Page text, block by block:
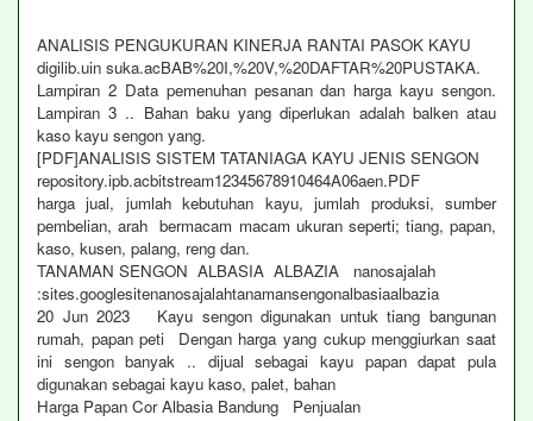
ANALISIS PENGUKURAN KINERJA RANTAI PASOK KAYU
digilib.uin suka.acBAB%20I,%20V,%20DAFTAR%20PUSTAKA.
Lampiran 2 Data pemenuhan pesanan dan harga kayu sengon.
Lampiran 3 .. Bahan baku yang diperlukan adalah balken atau
kaso kayu sengon yang.
[PDF]ANALISIS SISTEM TATANIAGA KAYU JENIS SENGON
repository.ipb.acbitstream12345678910464A06aen.PDF
harga jual, jumlah kebutuhan kayu, jumlah produksi, sumber
pembelian, arah bermacam macam ukuran seperti; tiang, papan,
kaso, kusen, palang, reng dan.
TANAMAN SENGON ALBASIA ALBAZIA nanosajalah
:sites.googlesitenanosajalahtanamansengonalbasiaalbazia
20 Jun 2023 Kayu sengon digunakan untuk tiang bangunan
rumah, papan peti Dengan harga yang cukup menggiurkan saat
ini sengon banyak .. dijual sebagai kayu papan dapat pula
digunakan sebagai kayu kaso, palet, bahan
Harga Papan Cor Albasia Bandung Penjualan